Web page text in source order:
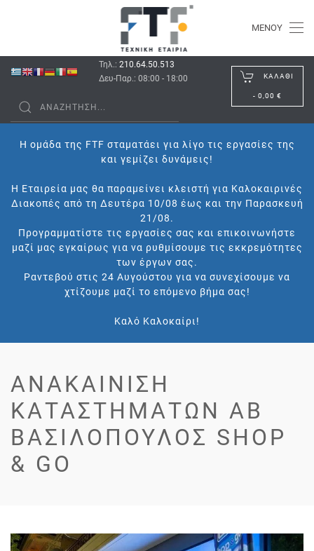
ΜΕΝΟΎ
Τηλ.: 210.64.50.513
Δευ-Παρ.: 08:00 - 18:00
ΚΑΛΆΘΙ
- 0,00 €
Η ομάδα της FTF σταματάει για λίγο τις εργασίες της
και γεμίζει δυνάμεις!
Η Εταιρεία μας θα παραμείνει κλειστή για Καλοκαιρινές
Διακοπές από τη Δευτέρα 10/08 έως και την Παρασκευή
21/08.
Προγραμματίστε τις εργασίες σας και επικοινωνήστε
μαζί μας εγκαίρως για να ρυθμίσουμε τις εκκρεμότητες
των έργων σας.
Ραντεβού στις 24 Αυγούστου για να συνεχίσουμε να
χτίζουμε μαζί το επόμενο βήμα σας!
Καλό Καλοκαίρι!
ΑΝΑΚΑΊΝΙΣΗ
ΚΑΤΑΣΤΗΜΆΤΩΝ ΑΒ
ΒΑΣΙΛΌΠΟΥΛΟΣ SHOP
& GO